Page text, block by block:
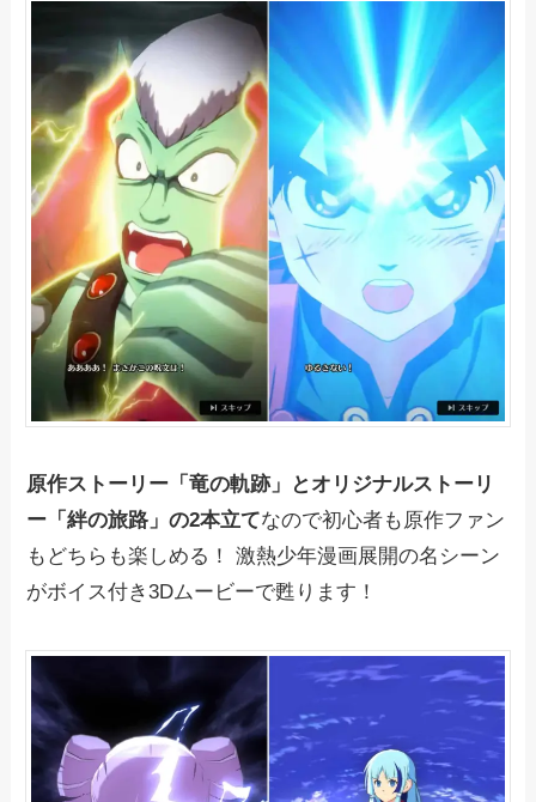
原作ストーリー「竜の軌跡」とオリジナルストーリ
ー「絆の旅路」の2本立てなので初心者も原作ファン
もどちらも楽しめる！ 激熱少年漫画展開の名シーン
がボイス付き3Dムービーで甦ります！